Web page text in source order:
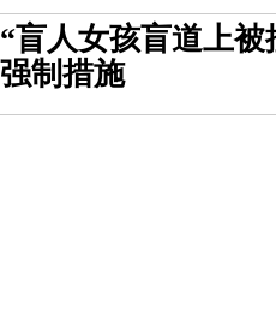
“盲人女孩盲道上
强制措施